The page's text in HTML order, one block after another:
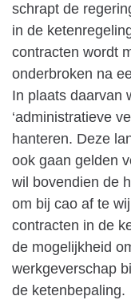
schrapt de
in de
contracten wordt
onderbroken na
In plaats daarvan
‘administratieve
hanteren. Deze
ook gaan gelden
wil bovendien de
om bij cao af te
contracten in de
de mogelijkheid
werkgeverschap
de ketenbepaling.